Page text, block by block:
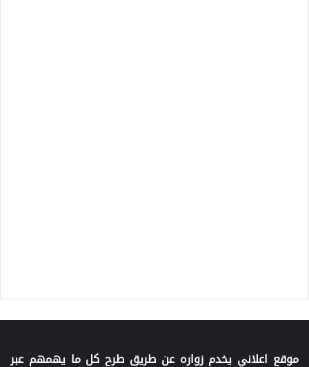
موقع اعلاني يخدم زواره عن طريق طرح كل ما يهمهم عبر